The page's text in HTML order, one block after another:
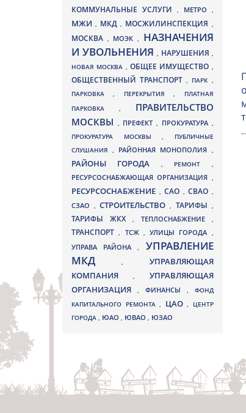
КОММУНАЛЬНЫЕ УСЛУГИ , МЕТРО ,
МЖИ, МКД , МОСЖИЛИНСПЕКЦИЯ ,
МОСКВА , МОЭК ,
НАЗНАЧЕНИЯ
И УВОЛЬНЕНИЯ , НАРУШЕНИЯ ,
НОВАЯ МОСКВА , ОБЩЕЕ ИМУЩЕСТВО ,
ОБЩЕСТВЕННЫЙ ТРАНСПОРТ, ПАРК ,
ПАРКОВКА, ПЕРЕКРЫТИЯ,
ПЛАТНАЯ
ПАРКОВКА ,
ПРАВИТЕЛЬСТВО
МОСКВЫ , ПРЕФЕКТ, ПРОКУРАТУРА ,
ПРОКУРАТУРА МОСКВЫ ,
ПУБЛИЧНЫЕ
СЛУШАНИЯ, РАЙОННАЯ МОНОПОЛИЯ ,
РАЙОНЫ ГОРОДА , РЕМОНТ ,
РЕСУРСОСНАБЖАЮЩАЯ ОРГАНИЗАЦИЯ ,
РЕСУРСОСНАБЖЕНИЕ , САО , СВАО ,
СЗАО ,СТРОИТЕЛЬСТВО, ТАРИФЫ ,
ТАРИФЫ ЖКХ , ТЕПЛОСНАБЖЕНИЕ ,
ТРАНСПОРТ, ТСЖ , УЛИЦЫ ГОРОДА ,
УПРАВА РАЙОНА, УПРАВЛЕНИЕ
МКД, УПРАВЛЯЮЩАЯ
КОМПАНИЯ
, УПРАВЛЯЮЩАЯ
ОРГАНИЗАЦИЯ
, ФИНАНСЫ , ФОНД
КАПИТАЛЬНОГО РЕМОНТА , ЦАО ,
ЦЕНТР
ГОРОДА , ЮАО , ЮВАО , ЮЗАО